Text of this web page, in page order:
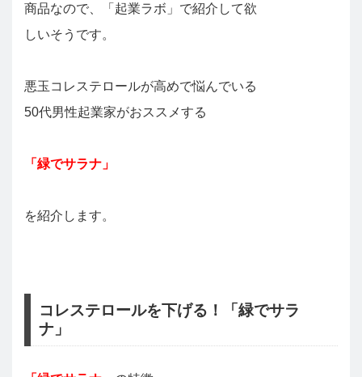
商品なので、「起業ラボ」で紹介して欲
しいそうです。
悪玉コレステロールが高めで悩んでいる
50代男性起業家がおススメする
「緑でサラナ」
を紹介します。
コレステロールを下げる！「緑でサラ
ナ」